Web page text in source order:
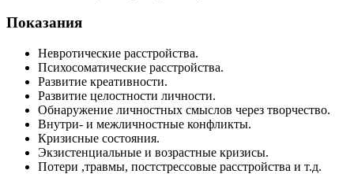
услуги
Показания
Невротические расстройства.
Психосоматические расстройства.
Развитие креативности.
Развитие целостности личности.
Обнаружение личностных смыслов через творчество.
Внутри- и межличностные конфликты.
Кризисные состояния.
Экзистенциальные и возрастные кризисы.
Потери ,травмы, постстрессовые расстройства и т.д.